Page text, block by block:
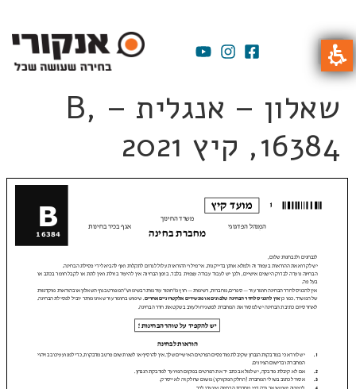
שאלון – אנגלית – B,
16384, קיץ 2021